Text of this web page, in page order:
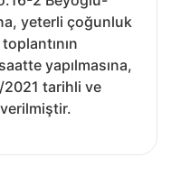
yeterli çoğunluk
yapılmasına,
tarihli ve
verilmiştir.